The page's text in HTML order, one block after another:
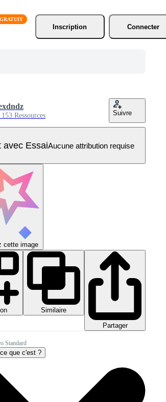
Inscription
Connecter
Ressources Suivre
avec EssaiAucune attribution requise
cette image
Similaire
Partager
Standard
que c'est ?